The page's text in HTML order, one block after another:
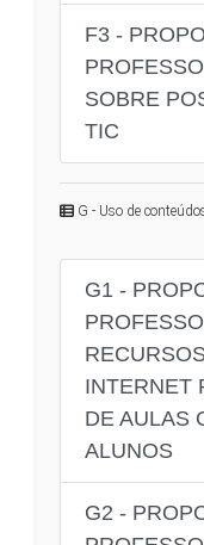
F3 -
SOBRE
TIC
G - Uso de
G1 -
INTERNET
DE AULAS
ALUNOS
G2 -